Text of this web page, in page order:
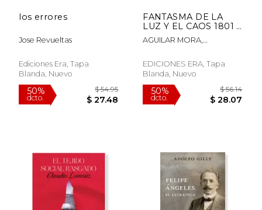
los errores
Jose Revueltas
Ediciones Era, Tapa
Blanda, Nuevo
FANTASMA DE LA
LUZ Y EL CAOS 1801 Y
1802
AGUILAR MORA,
EDICIONES ERA, Tapa
Blanda, Nuevo